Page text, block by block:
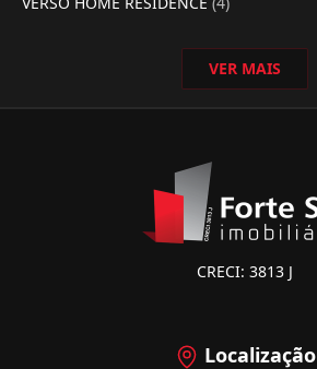
VER MAIS
CRECI: 3813 J
Localização